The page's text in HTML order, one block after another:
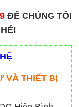
ĐỂ CHÚNG TÔI
VÀ THIẾT BỊ